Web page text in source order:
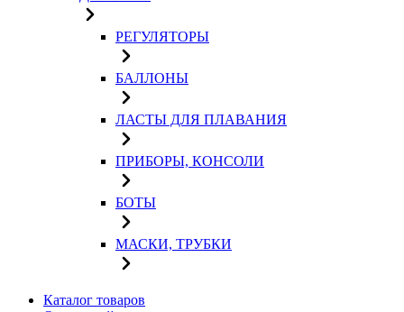
РЕГУЛЯТОРЫ
БАЛЛОНЫ
ЛАСТЫ ДЛЯ ПЛАВАНИЯ
ПРИБОРЫ, КОНСОЛИ
БОТЫ
МАСКИ, ТРУБКИ
Каталог товаров